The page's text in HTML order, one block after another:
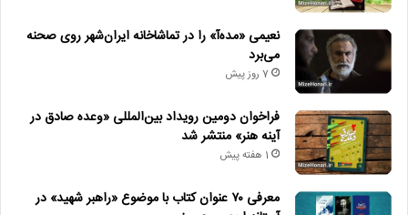
نعیمی «مده‌آ» را در تماشاخانه ایران‌شهر روی صحنه
می‌برد
7 روز پیش
فراخوان دومین رویداد بین‌المللی «وعده صادق در
آینه هنر» منتشر شد
1 هفته پیش
معرفی ۷۰ عنوان کتاب با موضوع «راهبر شهید» در